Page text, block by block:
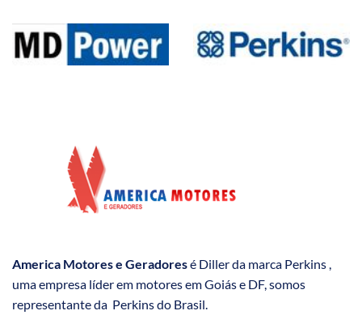
America Motores e Geradoresé Diller da marca Perkins ,
uma empresa líder em motores em Goiás e DF, somos
representante da Perkins do Brasil.